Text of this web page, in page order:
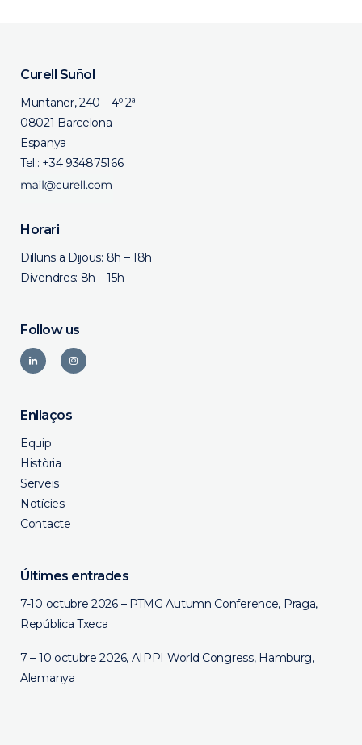
Curell Suñol
Muntaner, 240 – 4º 2ª
08021 Barcelona
Espanya
Tel.: +34 934875166
Horari
Dilluns a Dijous: 8h – 18h
Divendres: 8h – 15h
Follow us
Enllaços
Equip
Història
Serveis
Notícies
Contacte
Últimes entrades
7-10 octubre 2026 – PTMG Autumn Conference, Praga,
República Txeca
7 – 10 octubre 2026, AIPPI World Congress, Hamburg,
Alemanya